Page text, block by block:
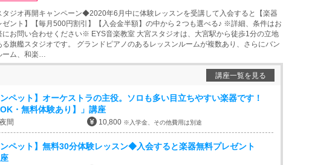
ジオ再開キャンペーン◆2020年6月中に体験レッスンを受講して入会すると【楽器
ゼント】【毎月500円割引】【入会金半額】の中から２つも選べる♪ ※詳細、条件はお
にお問い合わせください※ EYS音楽教室 大宮スタジオは、大宮駅から徒歩1分の立地
る旗艦スタジオです。 グランドピアノのあるレッスンルームが複数あり、さらにバン
ーム、和楽…
講座一覧を見る
ンペット】オーケストラの主役。ソロも多い目立ちやすい楽器です！
OK・無料体験あり】」講座
間 10,800 ※入学金、その他費用は別途
ンペット】無料30分体験レッスン◆入会すると楽器無料プレゼント